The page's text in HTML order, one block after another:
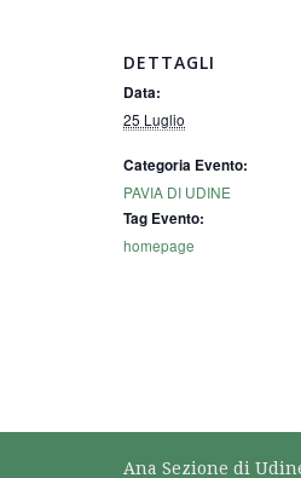
DETTAGLI
Data:
25 Luglio
Categoria Evento:
PAVIA DI UDINE
Tag Evento:
homepage
Ana Sezione di